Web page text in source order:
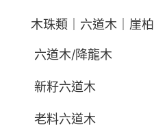
木珠類｜六道木｜崖柏
六道木/降龍木
新籽六道木
老料六道木